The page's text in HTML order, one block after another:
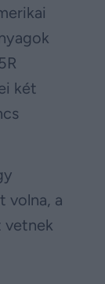
két
volna, a
vetnek